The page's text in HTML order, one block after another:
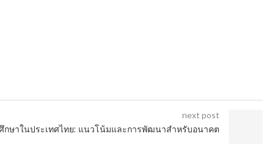
next post
กษาในประเทศไทย: แนวโน้มและการพัฒนาสำหรับอนาคต